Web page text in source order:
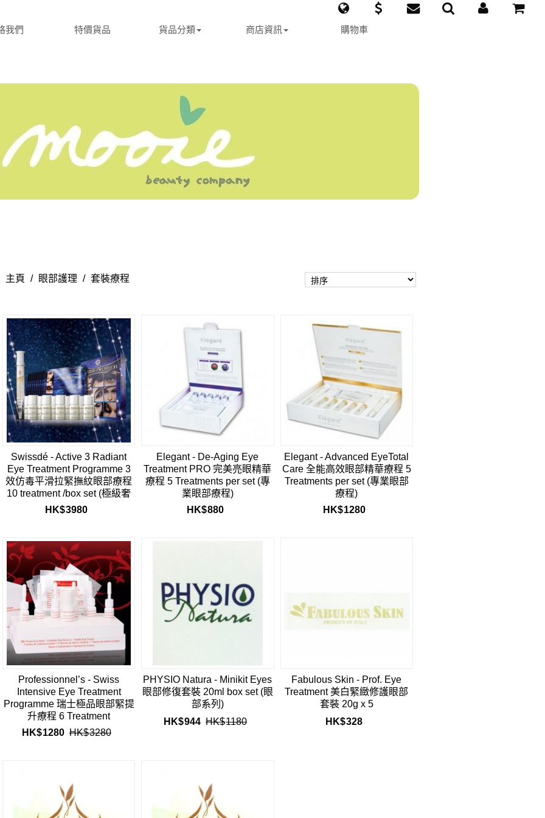
我們 特價貨品 貨品分類 商店資訊 購物車
主頁 / 眼部護理 / 套裝療程
Swissdé - Active 3 Radiant
Eye Treatment Programme 3
效仿毒平滑拉緊撫紋眼部療程
10 treatment /box set (極級奢
華系列)
HK$3980
Elegant - De-Aging Eye
Treatment PRO 完美亮眼精華
療程 5 Treatments per set (專
業眼部療程)
HK$880
Elegant - Advanced EyeTotal
Care 全能高效眼部精華療程 5
Treatments per set (專業眼部
療程)
HK$1280
Professionnel’s - Swiss
Intensive Eye Treatment
Programme 瑞士極品眼部緊提
升療程 6 Treatment
HK$1280 HK$3280
PHYSIO Natura - Minikit Eyes
眼部修復套裝 20ml box set (眼
部系列)
HK$944 HK$1180
Fabulous Skin - Prof. Eye
Treatment 美白緊緻修護眼部
套裝 20g x 5
HK$328